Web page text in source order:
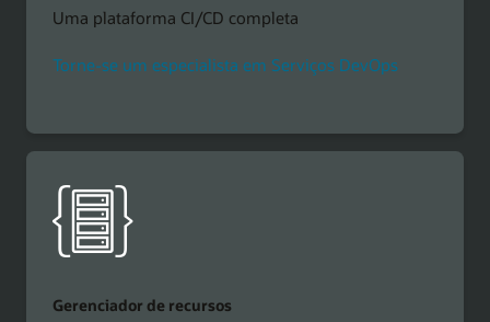
Uma plataforma CI/CD completa
Torne-se um especialista em Serviços DevOps
Gerenciador de recursos